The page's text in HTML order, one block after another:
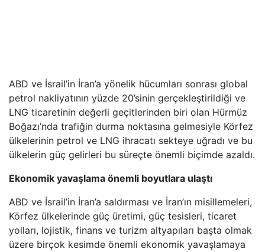
ABD ve İsrail’in İran’a yönelik hücumları sonrası global
petrol nakliyatının yüzde 20’sinin gerçekleştirildiği ve
LNG ticaretinin değerli geçitlerinden biri olan Hürmüz
Boğazı’nda trafiğin durma noktasına gelmesiyle Körfez
ülkelerinin petrol ve LNG ihracatı sekteye uğradı ve bu
ülkelerin güç gelirleri bu süreçte önemli biçimde azaldı.
Ekonomik yavaşlama önemli boyutlara ulaştı
ABD ve İsrail’in İran’a saldırması ve İran’ın misillemeleri,
Körfez ülkelerinde güç üretimi, güç tesisleri, ticaret
yolları, lojistik, finans ve turizm altyapıları başta olmak
üzere birçok kesimde önemli ekonomik yavaşlamaya